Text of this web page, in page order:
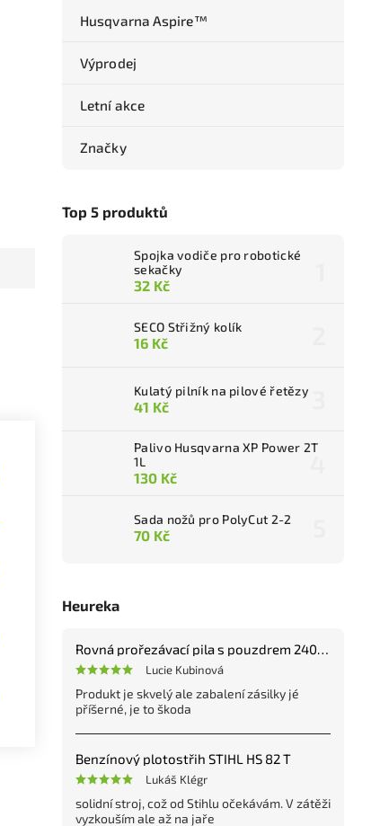
Husqvarna Aspire™
Výprodej
Letní akce
Značky
Top 5 produktů
Spojka vodiče pro robotické
sekačky
32 Kč
SECO Střižný kolík
16 Kč
Kulatý pilník na pilové řetězy
41 Kč
Palivo Husqvarna XP Power 2T
1L
130 Kč
Sada nožů pro PolyCut 2-2
70 Kč
Heureka
Rovná prořezávací pila s pouzdrem 240 mm
Lucie Kubinová
Produkt je skvelý ale zabalení zásilky jé
příšerné, je to škoda
Benzínový plotostřih STIHL HS 82 T
Lukáš Klégr
solidní stroj, což od Stihlu očekávám. V zátěži
vyzkouším ale až na jaře